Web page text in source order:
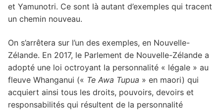
et Yamunotri. Ce sont là autant d’exemples qui tracent
un chemin nouveau.
On s’arrêtera sur l’un des exemples, en Nouvelle-
Zélande. En 2017, le Parlement de Nouvelle-Zélande a
adopté une loi octroyant la personnalité « légale » au
fleuve Whanganui (« Te Awa Tupua » en maori) qui
acquiert ainsi tous les droits, pouvoirs, devoirs et
responsabilités qui résultent de la personnalité